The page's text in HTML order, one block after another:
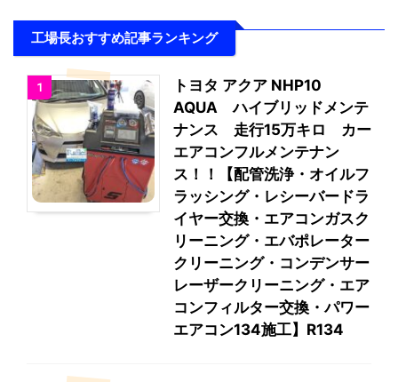
工場長おすすめ記事ランキング
1
トヨタ アクア NHP10
AQUA ハイブリッドメンテ
ナンス 走行15万キロ カー
エアコンフルメンテナン
ス！！【配管洗浄・オイルフ
ラッシング・レシーバードラ
イヤー交換・エアコンガスク
リーニング・エバポレーター
クリーニング・コンデンサー
レーザークリーニング・エア
コンフィルター交換・パワー
エアコン134施工】R134